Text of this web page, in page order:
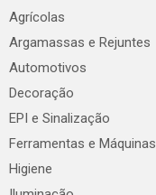
Agrícolas
Argamassas e Rejuntes
Automotivos
Decoração
EPI e Sinalização
Ferramentas e Máquinas
Higiene